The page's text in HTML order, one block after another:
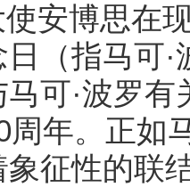
安博思在
（指马可
可·波罗
年。正如
征性的联